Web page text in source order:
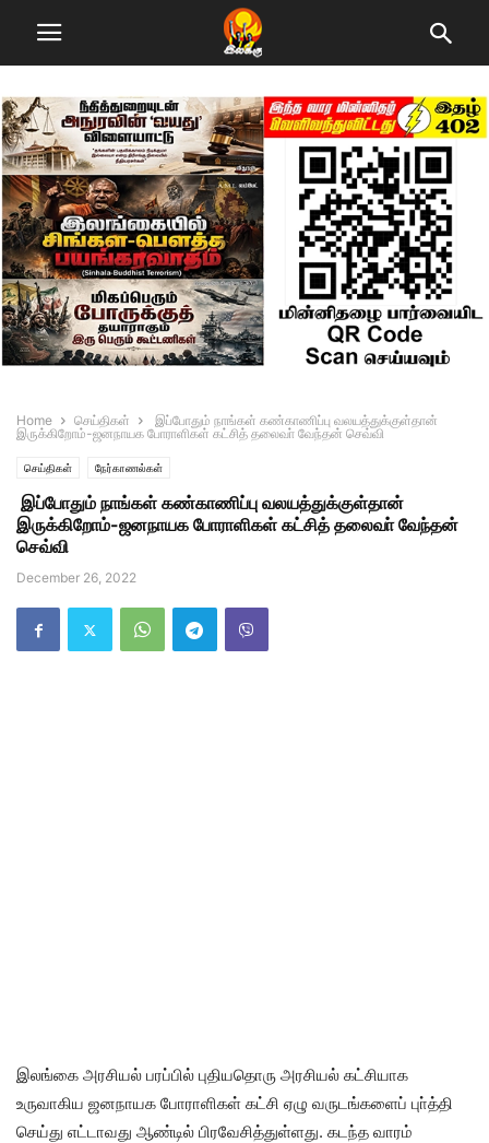
Home செய்திகள்
இப்போதும் நாங்கள் கண்காணிப்பு வலயத்துக்குள்தான்
இருக்கிறோம்-ஜனநாயக போராளிகள் கட்சித் தலைவா் வேந்தன் செவ்வி
செய்திகள் நேர்காணல்கள்
இப்போதும் நாங்கள் கண்காணிப்பு வலயத்துக்குள்தான்
இருக்கிறோம்-ஜனநாயக போராளிகள் கட்சித் தலைவா் வேந்தன்
செவ்வி
December 26, 2022
இலங்கை அரசியல் பரப்பில் புதியதொரு அரசியல் கட்சியாக
உருவாகிய ஜனநாயக போராளிகள் கட்சி ஏழு வருடங்களைப் புா்த்தி
செய்து எட்டாவது ஆண்டில் பிரவேசித்துள்ளது. கடந்த வாரம்